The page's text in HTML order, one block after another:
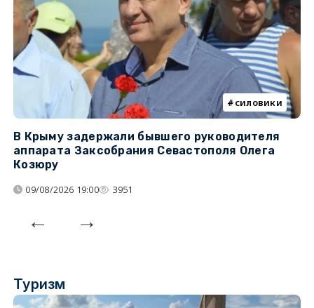
силовики
В Крыму задержали бывшего руководителя
аппарата Заксобрания Севастополя Олега
Козюру
09/08/2026 19:00 3951
Туризм